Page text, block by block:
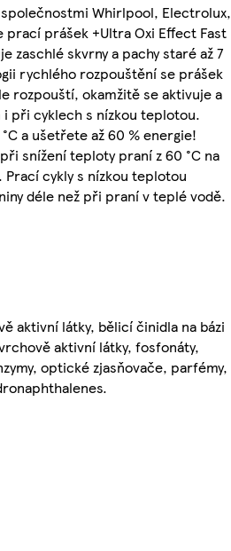
Whirlpool, Electrolux,
prací prášek +Ultra Oxi Effect Fast
zaschlé skvrny a pachy staré až 7
rychlého rozpouštění se prášek
rozpouští, okamžitě se aktivuje a
při cyklech s nízkou teplotou.
a ušetřete až 60 % energie!
snížení teploty praní z 60 °C na
Prací cykly s nízkou teplotou
déle než při praní v teplé vodě.
aktivní látky, bělicí činidla na bázi
aktivní látky, fosfonáty,
optické zjasňovače, parfémy,